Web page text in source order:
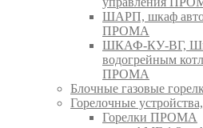
ШАРП, шкаф
ПРОМА
ШКАФ-КУ-ВГ,
водогрейным
ПРОМА
Блочные газовые
Горелочные
Горелки ПРОМА